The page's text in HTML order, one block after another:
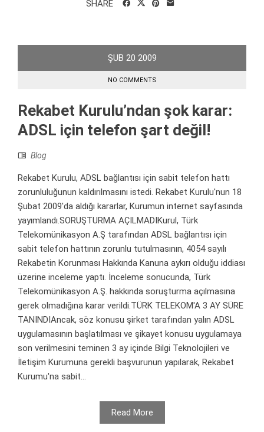
SHARE
ŞUB 20 2009
NO COMMENTS
Rekabet Kurulu’ndan şok karar:
ADSL için telefon şart değil!
Blog
Rekabet Kurulu, ADSL bağlantısı için sabit telefon hattı
zorunluluğunun kaldırılmasını istedi. Rekabet Kurulu'nun 18
Şubat 2009'da aldığı kararlar, Kurumun internet sayfasında
yayımlandı.SORUŞTURMA AÇILMADIKurul, Türk
Telekomünikasyon A.Ş tarafından ADSL bağlantısı için
sabit telefon hattının zorunlu tutulmasının, 4054 sayılı
Rekabetin Korunması Hakkında Kanuna aykırı olduğu iddiası
üzerine inceleme yaptı. İnceleme sonucunda, Türk
Telekomünikasyon A.Ş. hakkında soruşturma açılmasına
gerek olmadığına karar verildi.TÜRK TELEKOM'A 3 AY SÜRE
TANINDIAncak, söz konusu şirket tarafından yalın ADSL
uygulamasının başlatılması ve şikayet konusu uygulamaya
son verilmesini teminen 3 ay içinde Bilgi Teknolojileri ve
İletişim Kurumuna gerekli başvurunun yapılarak, Rekabet
Kurumu'na sabit...
Read More